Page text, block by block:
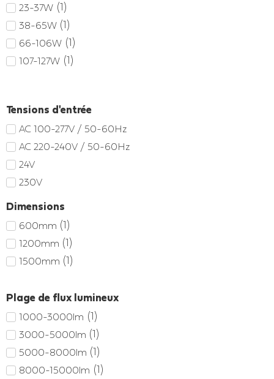
23-37W (1)
38-65W (1)
66-106W (1)
107-127W (1)
Tensions d'entrée
AC 100-277V / 50-60Hz
AC 220-240V / 50-60Hz
24V
230V
Dimensions
600mm (1)
1200mm (1)
1500mm (1)
Plage de flux lumineux
1000-3000lm (1)
3000-5000lm (1)
5000-8000lm (1)
8000-15000lm (1)